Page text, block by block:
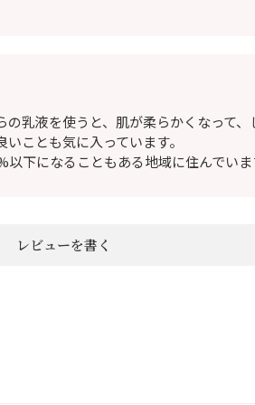
乳液を使うと、肌が柔らかくなって、
ことも気に入っています。
以下になることもある地域に住んでい
レビューを書く